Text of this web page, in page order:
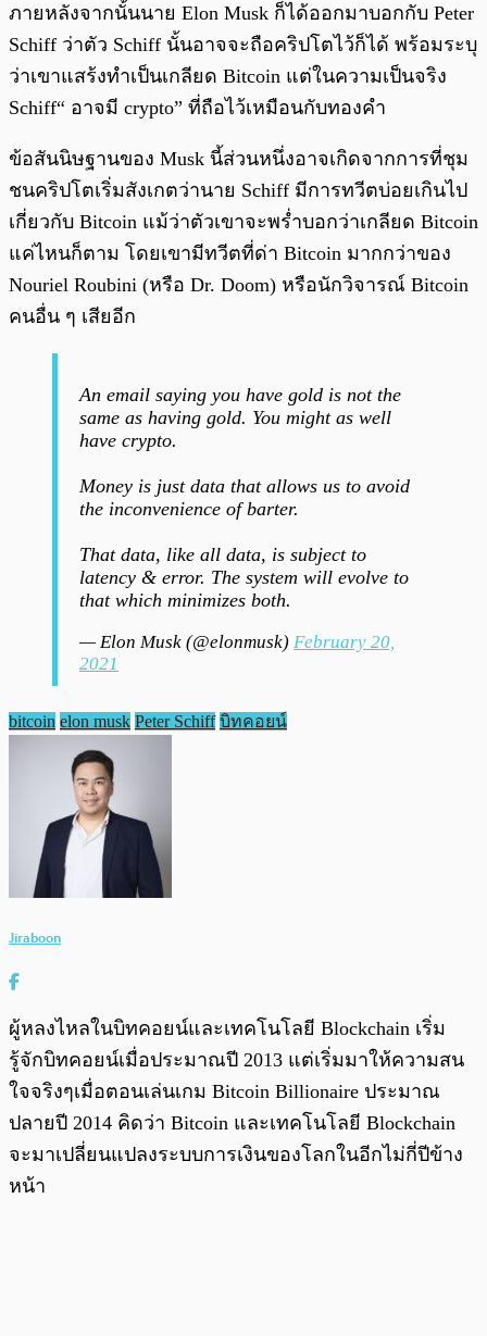
ภายหลังจากนั้นนาย Elon Musk ก็ได้ออกมาบอกกับ Peter
Schiff ว่าตัว Schiff นั้นอาจจะถือคริปโตไว้ก็ได้ พร้อมระบุ
ว่าเขาแสร้งทำเป็นเกลียด Bitcoin แต่ในความเป็นจริง
Schiff“ อาจมี crypto” ที่ถือไว้เหมือนกับทองคำ
ข้อสันนิษฐานของ Musk นี้ส่วนหนึ่งอาจเกิดจากการที่ชุม
ชนคริปโตเริ่มสังเกตว่านาย Schiff มีการทวีตบ่อยเกินไป
เกี่ยวกับ Bitcoin แม้ว่าตัวเขาจะพร่ำบอกว่าเกลียด Bitcoin
แค่ไหนก็ตาม โดยเขามีทวีตที่ด่า Bitcoin มากกว่าของ
Nouriel Roubini (หรือ Dr. Doom) หรือนักวิจารณ์ Bitcoin
คนอื่น ๆ เสียอีก
An email saying you have gold is not the
same as having gold. You might as well
have crypto.
Money is just data that allows us to avoid
the inconvenience of barter.
That data, like all data, is subject to
latency & error. The system will evolve to
that which minimizes both.
— Elon Musk (@elonmusk) February 20,
2021
bitcoin elon musk Peter Schiff บิทคอยน์
Jiraboon
ผู้หลงไหลในบิทคอยน์และเทคโนโลยี Blockchain เริ่ม
รู้จักบิทคอยน์เมื่อประมาณปี 2013 แต่เริ่มมาให้ความสน
ใจจริงๆเมื่อตอนเล่นเกม Bitcoin Billionaire ประมาณ
ปลายปี 2014 คิดว่า Bitcoin และเทคโนโลยี Blockchain
จะมาเปลี่ยนแปลงระบบการเงินของโลกในอีกไม่กี่ปีข้าง
หน้า